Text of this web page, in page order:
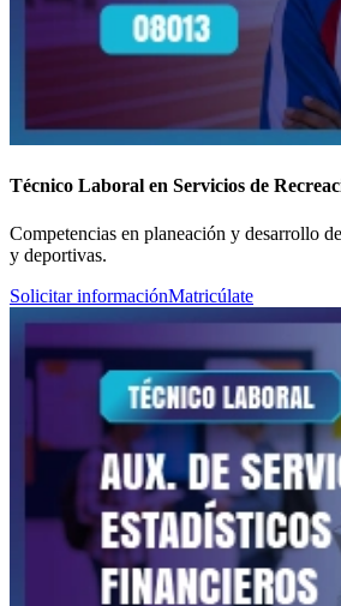
Técnico Laboral en Servicios de
Competencias en planeación y desarrollo
y deportivas.
Solicitar informaciónMatricúlate